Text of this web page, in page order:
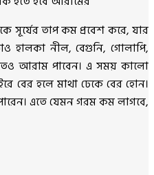
সূর্যের তাপ কম প্রবেশ করে, যার
হালকা নীল, বেগুনি, গোলাপি,
আরাম পাবেন। এ সময় কালো
বের হলে মাথা ঢেকে বের হোন।
এতে যেমন গরম কম লাগবে,